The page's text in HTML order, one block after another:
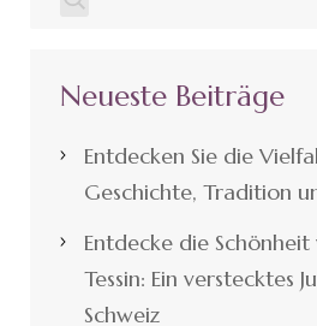
Neueste Beiträge
Entdecken Sie die
Geschichte, Tradition
Entdecke die
Tessin: Ein verstecktes
Schweiz